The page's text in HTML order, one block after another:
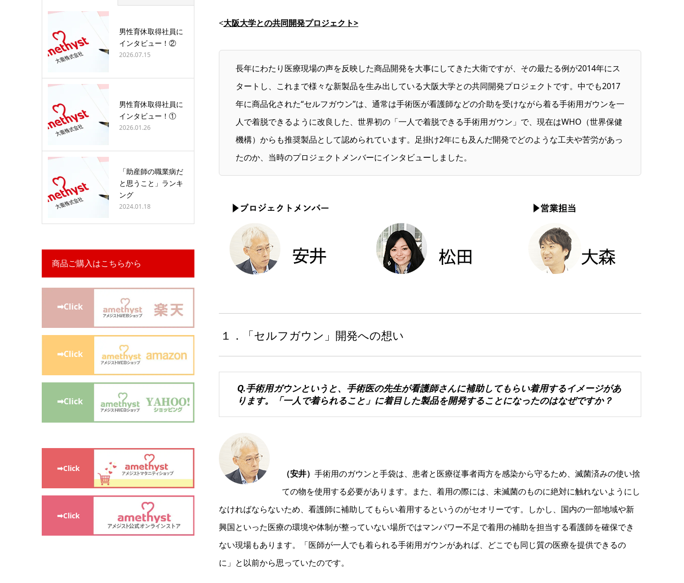
<大阪大学との共同開発プロジェクト>
長年にわたり医療現場の声を反映した商品開発を大事にしてきた大衛ですが、その最たる例が2014年にス
タートし、これまで様々な新製品を生み出している大阪大学との共同開発プロジェクトです。中でも2017
年に商品化された“セルフガウン”は、通常は手術医が看護師などの介助を受けながら着る手術用ガウンを一
人で着脱できるように改良した、世界初の「一人で着脱できる手術用ガウン」で、現在はWHO（世界保健
機構）からも推奨製品として認められています。足掛け2年にも及んだ開発でどのような工夫や苦労があっ
たのか、当時のプロジェクトメンバーにインタビューしました。
１．「セルフガウン」開発への想い
Q.手術用ガウンというと、手術医の先生が看護師さんに補助してもらい着用するイメージがあ
ります。「一人で着られること」に着目した製品を開発することになったのはなぜですか？
（安井） 手術用のガウンと手袋は、患者と医療従事者両方を感染から守るため、滅菌済みの使い捨
ての物を使用する必要があります。また、着用の際には、未滅菌のものに絶対に触れないようにし
なければならないため、看護師に補助してもらい着用するというのがセオリーです。しかし、国内の一部地域や新
興国といった医療の環境や体制が整っていない場所ではマンパワー不足で着用の補助を担当する看護師を確保でき
ない現場もあります。「医師が一人でも着られる手術用ガウンがあれば、どこでも同じ質の医療を提供できるの
に」と以前から思っていたのです。
男性育休取得社員に
インタビュー！②
2026.07.15
男性育休取得社員に
インタビュー！①
2026.01.26
「助産師の職業病だ
と思うこと」ランキ
ング
2024.01.18
商品ご購入はこちらから
➡Click
➡Click
➡Click
➡Click
➡Click